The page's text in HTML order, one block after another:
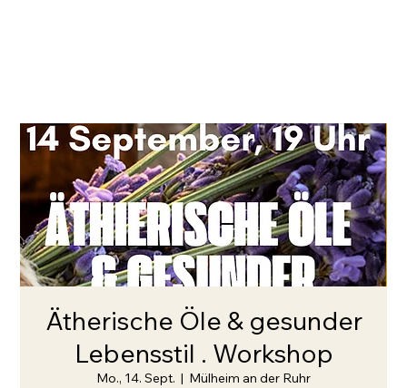
Ätherische Öle & gesunder
Lebensstil . Workshop
Mo., 14. Sept.
  |
Mülheim an der Ruhr